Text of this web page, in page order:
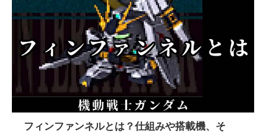
フィンファンネルとは？仕組みや搭載機、そ